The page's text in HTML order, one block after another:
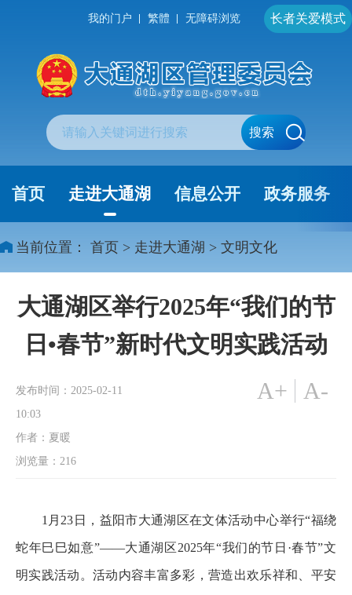
我的门户 繁體 无障碍浏览 长者关爱模式
搜索
首页 走进大通湖 信息公开 政务服务
当前位置： 首页 > 走进大通湖 > 文明文化
大通湖区举行2025年“我们的节
日•春节”新时代文明实践活动
发布时间：2025-02-11
10:03
作者：夏暖
浏览量： 216
A+ A-
1月23日，益阳市大通湖区在文体活动中心举行“福绕
蛇年巳巳如意”——大通湖区2025年“我们的节日·春节”文
明实践活动。活动内容丰富多彩，营造出欢乐祥和、平安